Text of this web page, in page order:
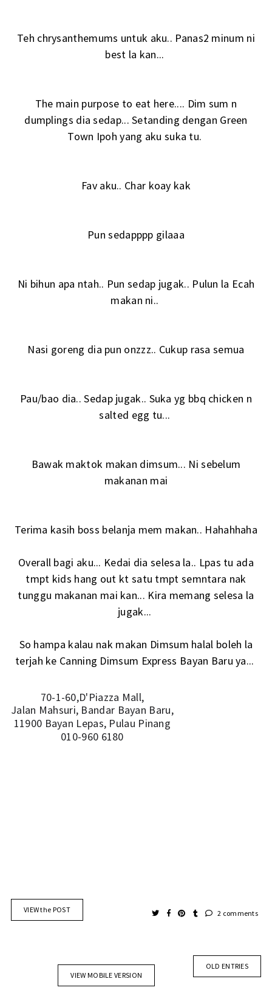
Teh chrysanthemums untuk aku.. Panas2 minum ni
best la kan...
The main purpose to eat here.... Dim sum n
dumplings dia sedap... Setanding dengan Green
Town Ipoh yang aku suka tu.
Fav aku.. Char koay kak
Pun sedapppp gilaaa
Ni bihun apa ntah.. Pun sedap jugak.. Pulun la Ecah
makan ni..
Nasi goreng dia pun onzzz.. Cukup rasa semua
Pau/bao dia.. Sedap jugak.. Suka yg bbq chicken n
salted egg tu...
Bawak maktok makan dimsum... Ni sebelum
makanan mai
Terima kasih boss belanja mem makan.. Hahahhaha
Overall bagi aku... Kedai dia selesa la.. Lpas tu ada
tmpt kids hang out kt satu tmpt semntara nak
tunggu makanan mai kan... Kira memang selesa la
jugak...
So hampa kalau nak makan Dimsum halal boleh la
terjah ke Canning Dimsum Express Bayan Baru ya...
70-1-60,D'Piazza Mall,
Jalan Mahsuri, Bandar Bayan Baru,
11900 Bayan Lepas, Pulau Pinang
010-960 6180
VIEW the POST 2 comments
OLD ENTRIES
VIEW MOBILE VERSION